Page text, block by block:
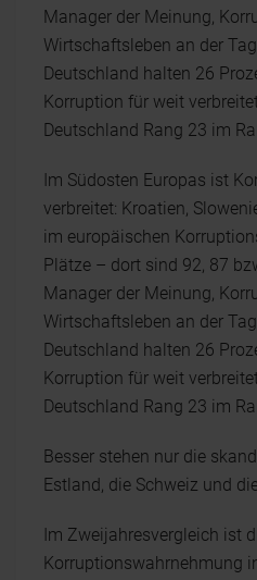
Manager der Meinung,
Wirtschaftsleben an der
Deutschland halten 26
Korruption für weit
Deutschland Rang 23 im
Im Südosten Europas ist
verbreitet: Kroatien,
im europäischen
Plätze – dort sind 92, 87
Manager der Meinung,
Wirtschaftsleben an der
Deutschland halten 26
Korruption für weit
Deutschland Rang 23 im
Besser stehen nur die
Estland, die Schweiz und
Im Zweijahresvergleich ist
Korruptionswahrnehmung